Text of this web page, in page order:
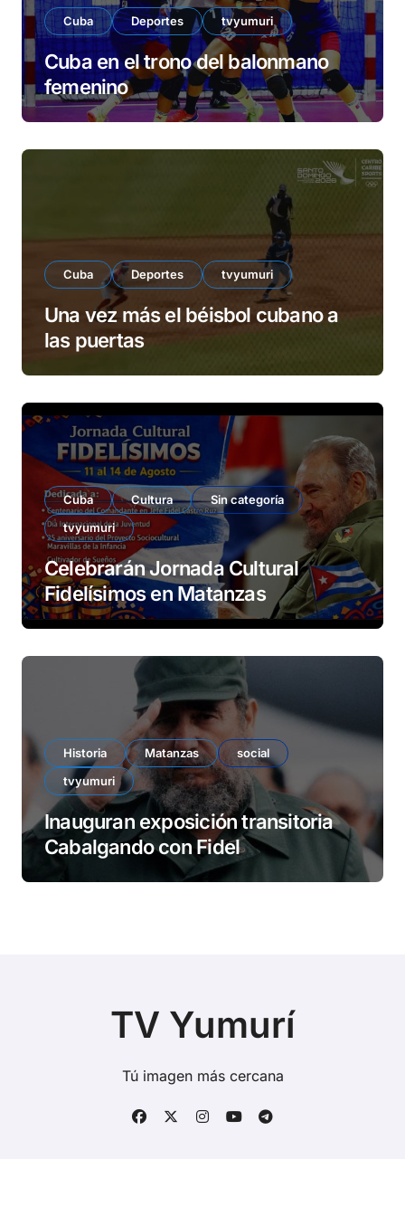
Cuba Deportes tvyumuri
Cuba en el trono del balonmano
femenino
Cuba Deportes tvyumuri
Una vez más el béisbol cubano a
las puertas
Cuba Cultura
Sin categoría
tvyumuri
Celebrarán Jornada Cultural
Fidelísimos en Matanzas
Historia Matanzas
social
tvyumuri
Inauguran exposición transitoria
Cabalgando con Fidel
TV Yumurí
Tú imagen más cercana